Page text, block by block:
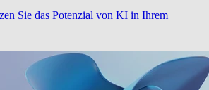
Sie das Potenzial von KI in Ihrem